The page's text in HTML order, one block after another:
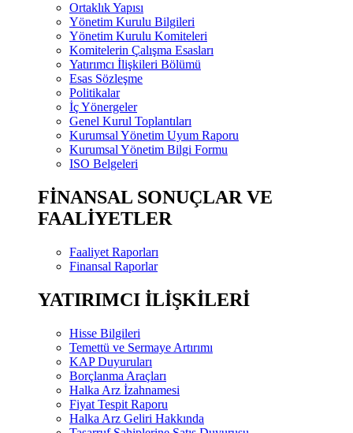
Ortaklık Yapısı
Yönetim Kurulu Bilgileri
Yönetim Kurulu Komiteleri
Komitelerin Çalışma Esasları
Yatırımcı İlişkileri Bölümü
Esas Sözleşme
Politikalar
İç Yönergeler
Genel Kurul Toplantıları
Kurumsal Yönetim Uyum Raporu
Kurumsal Yönetim Bilgi Formu
ISO Belgeleri
FİNANSAL SONUÇLAR VE
FAALİYETLER
Faaliyet Raporları
Finansal Raporlar
YATIRIMCI İLİŞKİLERİ
Hisse Bilgileri
Temettü ve Sermaye Artırımı
KAP Duyuruları
Borçlanma Araçları
Halka Arz İzahnamesi
Fiyat Tespit Raporu
Halka Arz Geliri Hakkında